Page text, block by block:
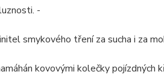
-
smykového tření za sucha i za
kovovými kolečky pojízdných